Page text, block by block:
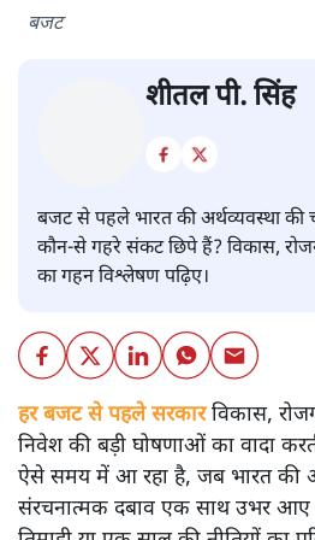
शीतल पी. सिंह
बजट से पहले भारत की अर्थव्यवस्था की
कौन-से गहरे संकट छिपे हैं? विकास,